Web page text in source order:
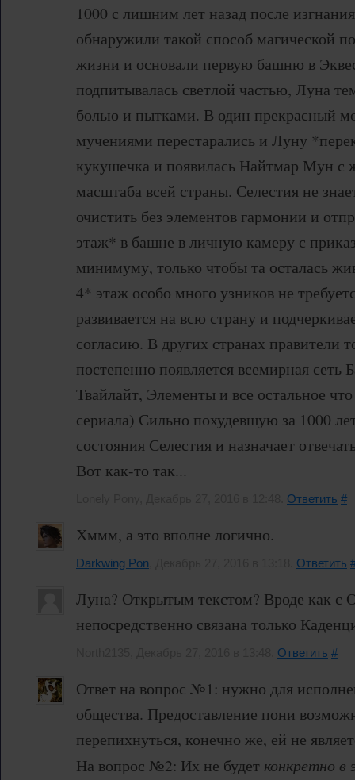
1000 с лишним лет назад после
обнаружили такой способ магической
жизни и основали первую башню в
подпитывалась светлой частью, Луна
болью и пытками. В один прекрасный
мучениями перестарались и Луну
кукушечка и появилась Найтмар Мун с
масштаба всей страны. Селестия не
очистить без элементов гармонии и
этаж* в башне в личную камеру с
минимуму, только чтобы та осталась
4* этаж особо много узников не
развивается на всю страну и
согласию. В других странах правители
постепенно появляется всемирная
Твайлайт, Элементы и все остальное
сериала) Сильно похудевшую за 1000
состояния Селестия и назначает
Вот как-то так...
Ответить #
Хммм, а это вполне логично.
Darkwing Pon Ответить
Луна? Открытым текстом? Вроде как с
непосредственно связана только
Ответить #
Ответ на вопрос №1: нужно для
общества. Предоставление пони
перепихнуться, конечно же, ей не
На вопрос №2: Их не будет конкретно